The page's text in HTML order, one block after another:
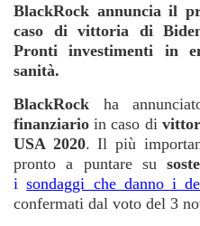
BlackRock annuncia il
caso di vittoria di
Pronti investimenti in
sanità.
BlackRock ha
finanziario in caso di
USA 2020.Il più
pronto a puntare su
isondaggi che danno i
confermati dal voto del 3